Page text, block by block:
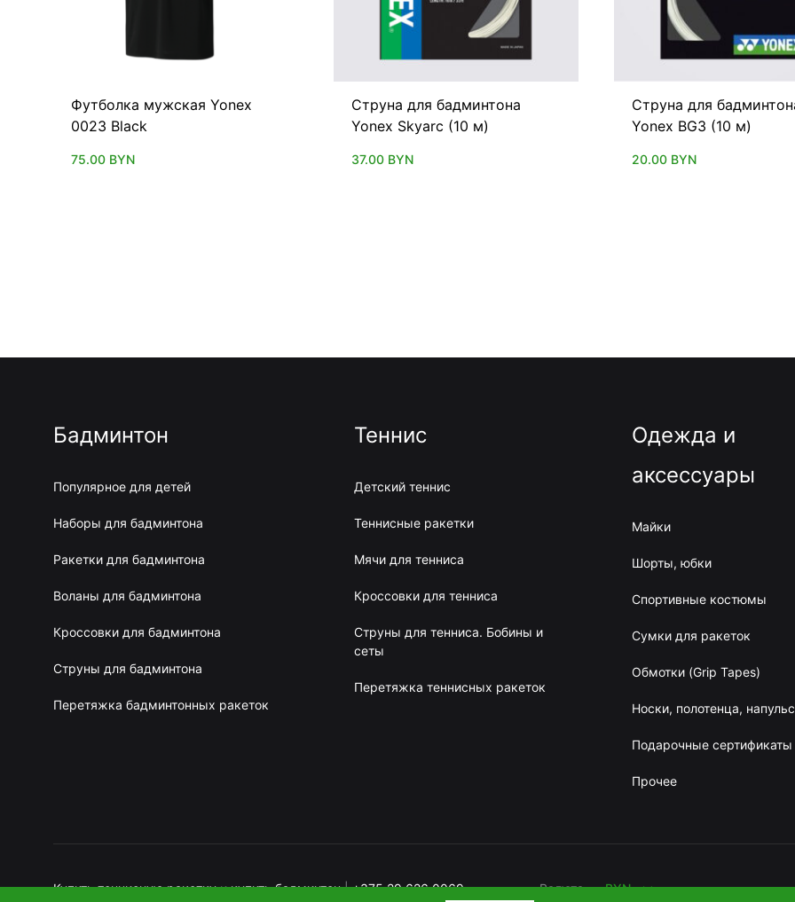
Футболка мужская Yonex
0023 Black
75.00 BYN
Струна для бадминтона
Yonex Skyarc (10 м)
37.00 BYN
Струна для
Yonex BG3 (10 м)
20.00 BYN
Бадминтон
Популярное для детей
Наборы для бадминтона
Ракетки для бадминтона
Воланы для бадминтона
Кроссовки для бадминтона
Струны для бадминтона
Перетяжка бадминтонных ракеток
Теннис
Детский теннис
Теннисные ракетки
Мячи для тенниса
Кроссовки для тенниса
Струны для тенниса. Бобины и
сеты
Перетяжка теннисных ракеток
Одежда и
аксессуары
Майки
Шорты, юбки
Спортивные костюмы
Сумки для ракеток
Обмотки (Grip Tapes)
Носки, полотенца,
Подарочные сертификаты
Прочее
Купить теннисную ракеткуикупить бадминтон|+375 29 626 0069 Валюта BYN